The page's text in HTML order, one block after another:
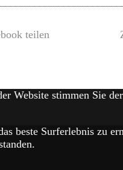
teilen
Website stimmen Sie
beste Surferlebnis zu